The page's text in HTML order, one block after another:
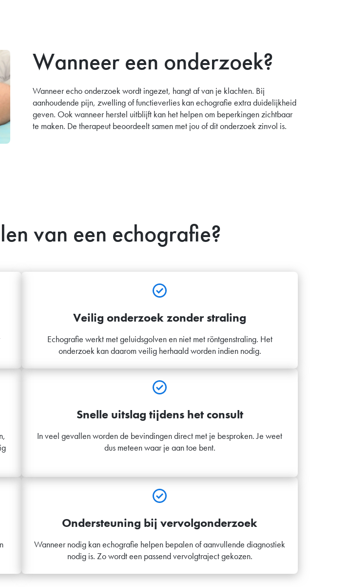
Wanneer een onderzoek?
Wanneer echo onderzoek wordt ingezet, hangt af van je klachten. Bij
aanhoudende pijn, zwelling of functieverlies kan echografie extra duidelijkheid
geven. Ook wanneer herstel uitblijft kan het helpen om beperkingen zichtbaar
te maken. De therapeut beoordeelt samen met jou of dit onderzoek zinvol is.
van een echografie?
Veilig onderzoek zonder straling
Echografie werkt met geluidsgolven en niet met röntgenstraling. Het
onderzoek kan daarom veilig herhaald worden indien nodig.
Snelle uitslag tijdens het consult
In veel gevallen worden de bevindingen direct met je besproken. Je weet
dus meteen waar je aan toe bent.
Ondersteuning bij vervolgonderzoek
Wanneer nodig kan echografie helpen bepalen of aanvullende diagnostiek
nodig is. Zo wordt een passend vervolgtraject gekozen.